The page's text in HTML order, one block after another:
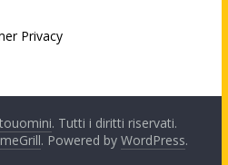
Privacy
. Tutti i diritti riservati.
. Powered by WordPress.